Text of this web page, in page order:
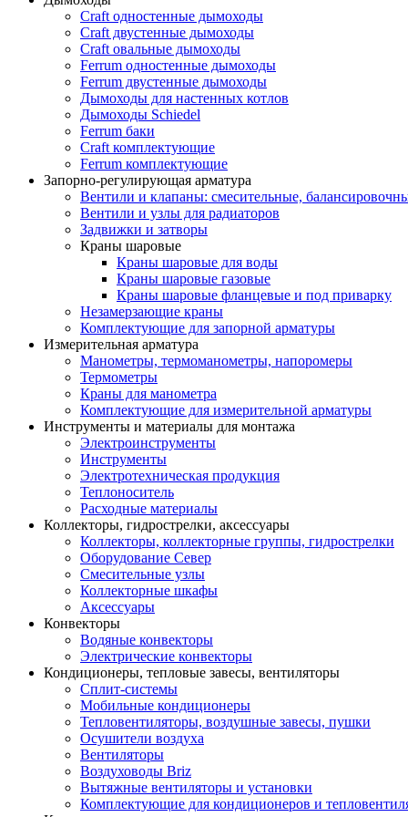
Craft одностенные дымоходы
Craft двустенные дымоходы
Craft овальные дымоходы
Ferrum одностенные дымоходы
Ferrum двустенные дымоходы
Дымоходы для настенных котлов
Дымоходы Schiedel
Ferrum баки
Craft комплектующие
Ferrum комплектующие
Запорно-регулирующая арматура
Вентили и клапаны: смесительные,
Вентили и узлы для радиаторов
Задвижки и затворы
Краны шаровые
Краны шаровые для воды
Краны шаровые газовые
Краны шаровые фланцевые и под приварку
Незамерзающие краны
Комплектующие для запорной арматуры
Измерительная арматура
Манометры, термоманометры, напоромеры
Термометры
Краны для манометра
Комплектующие для измерительной арматуры
Инструменты и материалы для монтажа
Электроинструменты
Инструменты
Электротехническая продукция
Теплоноситель
Расходные материалы
Коллекторы, гидрострелки, аксессуары
Коллекторы, коллекторные группы, гидрострелки
Оборудование Север
Смесительные узлы
Коллекторные шкафы
Аксессуары
Конвекторы
Водяные конвекторы
Электрические конвекторы
Кондиционеры, тепловые завесы, вентиляторы
Сплит-системы
Мобильные кондиционеры
Тепловентиляторы, воздушные завесы, пушки
Осушители воздуха
Вентиляторы
Воздуховоды Briz
Вытяжные вентиляторы и установки
Комплектующие для кондиционеров и